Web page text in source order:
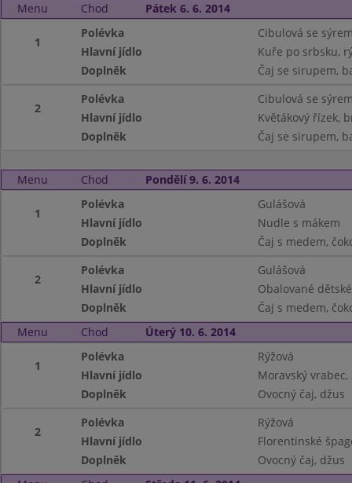
Menu
Chod Pátek 6. 6. 2014
1
Polévka
Cibulová se
Hlavní jídlo
Kuře po srbsku,
Doplněk
Čaj se sirupem,
2
Polévka
Cibulová se
Hlavní jídlo
Květákový řízek,
Doplněk
Čaj se sirupem,
Menu Chod Pondělí 9. 6. 2014
1
Polévka
Gulášová
Hlavní jídlo
Nudle s mákem
Doplněk
Čaj s medem,
2
Polévka
Gulášová
Hlavní jídlo
Obalované
Doplněk
Čaj s medem,
Menu
Chod Úterý 10. 6. 2014
1
Polévka
Rýžová
Hlavní jídlo
Moravský
Doplněk
Ovocný čaj, džus
2
Polévka
Rýžová
Hlavní jídlo
Florentinské
Doplněk
Ovocný čaj, džus